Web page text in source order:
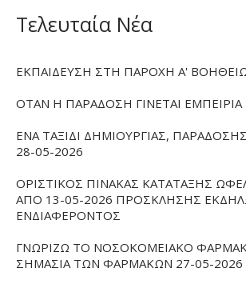
Τελευταία Νέα
ΕΚΠΑΙΔΕΥΣΗ ΣΤΗ ΠΑΡΟΧΗ Α'
ΟΤΑΝ Η ΠΑΡΑΔΟΣΗ ΓΙΝΕΤΑΙ ΕΜΠΕΙΡΙΑ
ΕΝΑ ΤΑΞΙΔΙ ΔΗΜΙΟΥΡΓΙΑΣ,
28-05-2026
ΟΡΙΣΤΙΚΟΣ ΠΙΝΑΚΑΣ ΚΑΤΑΤΑΞΗΣ
ΑΠΟ 13-05-2026 ΠΡΟΣΚΛΗΣΗΣ
ΕΝΔΙΑΦΕΡΟΝΤΟΣ
ΓΝΩΡΙΖΩ ΤΟ ΝΟΣΟΚΟΜΕΙΑΚΟ
ΣΗΜΑΣΙΑ ΤΩΝ ΦΑΡΜΑΚΩΝ 27-05-2026